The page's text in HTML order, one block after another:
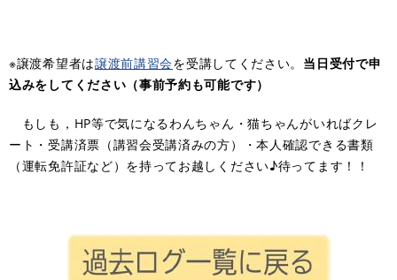
※譲渡希望者は​譲渡前講習会を受講してください。 当日受付で申
込みをしてください（事前予約も可能です）
もしも，HP等で気になるわんちゃん・猫ちゃんがいればクレ
ート・受講済票（講習会受講済みの方）・本人確認できる書類
（運転免許証など）を持ってお越しください♪待ってます！！